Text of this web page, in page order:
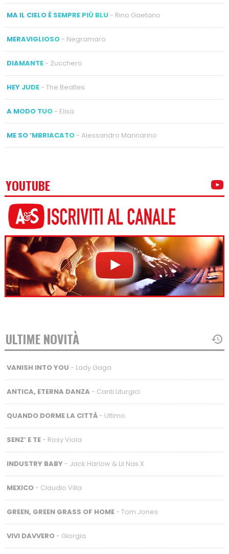
MA IL CIELO È SEMPRE PIÙ BLU - Rino Gaetano
MERAVIGLIOSO- Negramaro
DIAMANTE- Zucchero
HEY JUDE- The Beatles
A MODO TUO- Elisa
ME SO ‘MBRIACATO- Alessandro Mannarino
YOUTUBE
ULTIME NOVITÀ
VANISH INTO YOU - Lady Gaga
ANTICA, ETERNA DANZA - Canti Liturgici
QUANDO DORME LA CITTÀ- Ultimo
SENZ’ E TE- Rosy Viola
INDUSTRY BABY - Jack Harlow & Lil Nas X
MEXICO- Claudio Villa
GREEN, GREEN GRASS OF HOME- Tom Jones
VIVI DAVVERO- Giorgia